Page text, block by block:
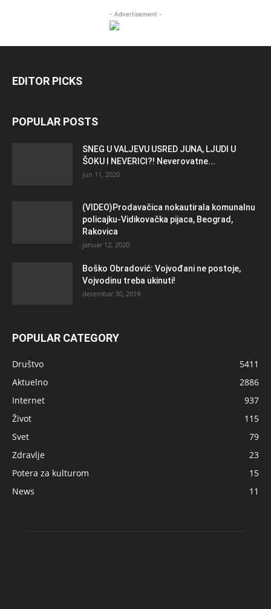
- Advertisement -
EDITOR PICKS
POPULAR POSTS
SNEG U VALJEVU USRED JUNA, LJUDI U
ŠOKU I NEVERICI?! Neverovatne...
jun 11, 2020
(VIDEO)Prodavačica nokautirala komunalnu
policajku-Vidikovačka pijaca, Beograd,
Rakovica
januar 12, 2020
Boško Obradović: Vojvođani ne postoje,
Vojvodinu treba ukinuti!
decembar 30, 2019
POPULAR CATEGORY
Društvo
5411
Aktuelno
2886
Internet
937
Život
115
Svet
79
Zdravlje
23
Potera za kulturom
15
News
11